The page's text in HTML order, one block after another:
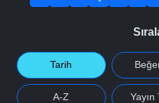
Tarih
A-Z Yayın